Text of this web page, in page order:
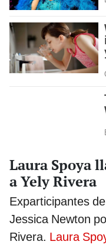
Laura Spoya
a Yely Rivera
Exparticipantes
Jessica Newton
Rivera. Laura